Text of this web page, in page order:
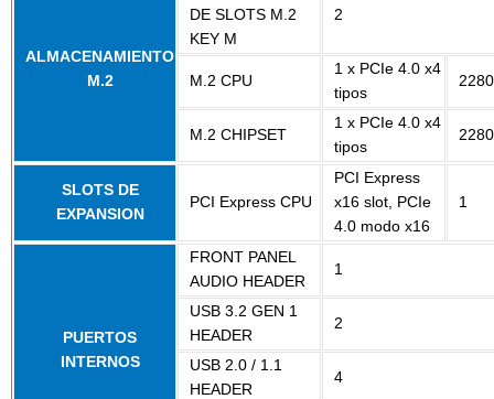
ALMACENAMIENTO
M.2
DE SLOTS M.2
KEY M
2
M.2 CPU
1 x PCIe 4.0 x4
tipos
2280
M.2 CHIPSET
1 x PCIe 4.0 x4
tipos
2280
SLOTS DE
EXPANSION
PCI Express CPU
PCI Express
x16 slot, PCIe
4.0 modo x16
1
PUERTOS
INTERNOS
FRONT PANEL
AUDIO HEADER
1
USB 3.2 GEN 1
HEADER
2
USB 2.0 / 1.1
HEADER
4